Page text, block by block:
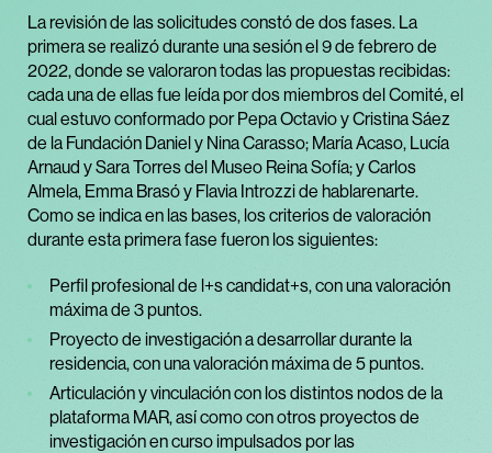
La revisión de las solicitudes constó de dos fases. La
primera se realizó durante una sesión el 9 de febrero de
2022, donde se valoraron todas las propuestas recibidas:
cada una de ellas fue leída por dos miembros del Comité, el
cual estuvo conformado por Pepa Octavio y Cristina Sáez
de la Fundación Daniel y Nina Carasso; María Acaso, Lucía
Arnaud y Sara Torres del Museo Reina Sofía; y Carlos
Almela, Emma Brasó y Flavia Introzzi de hablarenarte.
Como se indica en las bases, los criterios de valoración
durante esta primera fase fueron los siguientes:
Perfil profesional de l+s candidat+s, con una valoración
máxima de 3 puntos.
Proyecto de investigación a desarrollar durante la
residencia, con una valoración máxima de 5 puntos.
Articulación y vinculación con los distintos nodos de la
plataforma MAR, así como con otros proyectos de
investigación en curso impulsados por las